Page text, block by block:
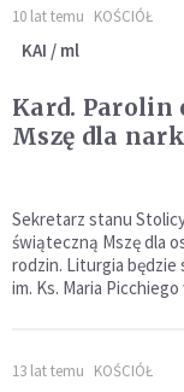
10 lat temu KOŚCIÓŁ
KAI / ml
Kard. Parolin
Mszę dla
Sekretarz stanu
świąteczną Mszę dla
rodzin. Liturgia będzie
im. Ks. Maria
13 lat temu KOŚCIÓŁ